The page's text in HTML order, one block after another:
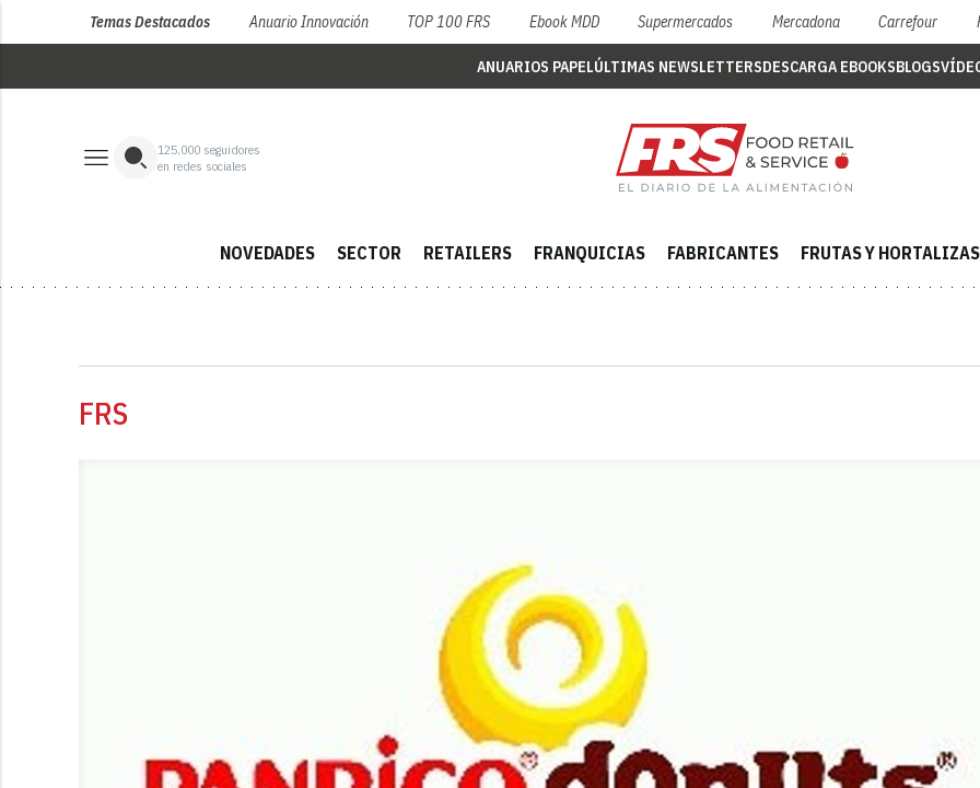
Temas Destacados Anuario Innovación TOP 100 FRS Ebook MDD Supermercados Mercadona Carrefour
ANUARIOS PAPELÚLTIMAS NEWSLETTERSDESCARGA EBOOKSBLOGS
125,000 seguidores
en redes sociales
NOVEDADES SECTOR RETAILERS FRANQUICIAS FABRICANTES FRUTAS Y HORTALIZAS
FRS